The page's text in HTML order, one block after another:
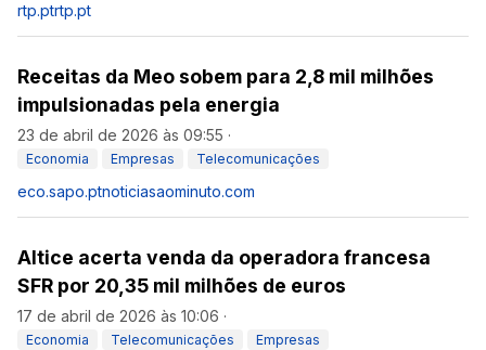
rtp.ptrtp.pt
Receitas da Meo sobem para 2,8 mil milhões
impulsionadas pela energia
23 de abril de 2026 às 09:55 ·
Economia Empresas Telecomunicações
eco.sapo.ptnoticiasaominuto.com
Altice acerta venda da operadora francesa
SFR por 20,35 mil milhões de euros
17 de abril de 2026 às 10:06 ·
Economia Telecomunicações Empresas